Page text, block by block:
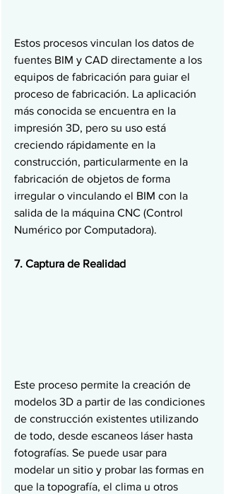
Estos procesos vinculan los datos de
fuentes BIM y CAD directamente a los
equipos de fabricación para guiar el
proceso de fabricación. La aplicación
más conocida se encuentra en la
impresión 3D, pero su uso está
creciendo rápidamente en la
construcción, particularmente en la
fabricación de objetos de forma
irregular o vinculando el BIM con la
salida de la máquina CNC (Control
Numérico por Computadora).
7. Captura de Realidad
Este proceso permite la creación de
modelos 3D a partir de las condiciones
de construcción existentes utilizando
de todo, desde escaneos láser hasta
fotografías. Se puede usar para
modelar un sitio y probar las formas en
que la topografía, el clima u otros